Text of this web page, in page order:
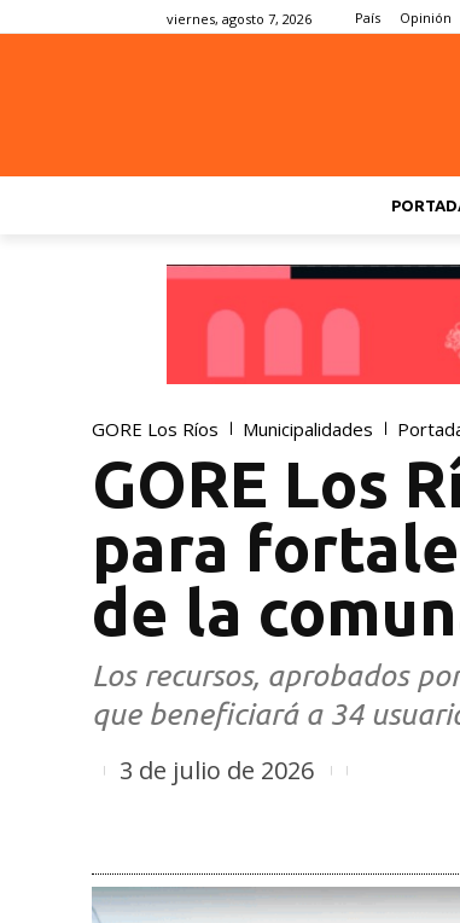
viernes, agosto 7, 2026 País Opinión
GORE Los Ríos Municipalidades
GORE Los
para
de la
Los recursos, aprobados
que beneficiará a 34
3 de julio de 2026